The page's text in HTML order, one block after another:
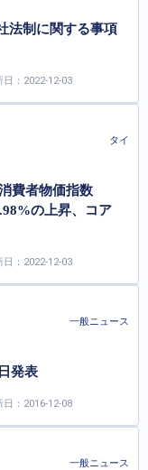
法制に関する事項
日：2022-12-03
タイ
費者物価指数
の上昇、コア
日：2022-12-03
一般ニュース
発表
日：2016-12-08
一般ニュース